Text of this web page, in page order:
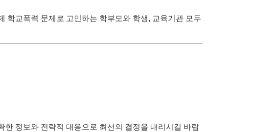
학교폭력 문제로 고민하는 학부모와 학생, 교육기관 모두
정보와 전략적 대응으로 최선의 결정을 내리시길 바랍